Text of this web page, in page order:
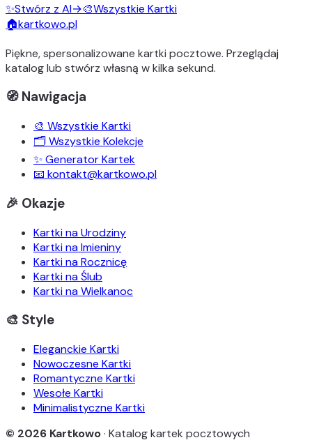
✨Stwórz z AI→🎨Wszystkie Kartki
🏠kartkowo.pl
Piękne, spersonalizowane kartki pocztowe. Przeglądaj
katalog lub stwórz własną w kilka sekund.
🧭 Nawigacja
🎨 Wszystkie Kartki
🗂️ Wszystkie Kolekcje
✨ Generator Kartek
📧 kontakt@kartkowo.pl
🎉 Okazje
Kartki na Urodziny
Kartki na Imieniny
Kartki na Rocznicę
Kartki na Ślub
Kartki na Wielkanoc
🎨 Style
Eleganckie Kartki
Nowoczesne Kartki
Romantyczne Kartki
Wesołe Kartki
Minimalistyczne Kartki
© 2026 Kartkowo· Katalog kartek pocztowych